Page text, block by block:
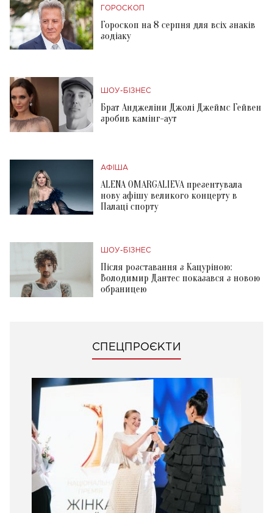
ГОРОСКОП
Гороскоп на 8 серпня для всіх знаків
зодіаку
ШОУ-БІЗНЕС
Брат Анджеліни Джолі Джеймс Гейвен
зробив камінг-аут
АФІША
ALENA OMARGALIEVA презентувала
нову афішу великого концерту в
Палаці спорту
ШОУ-БІЗНЕС
Після розставання з Кацуріною:
Володимир Дантес показався з новою
обраницею
СПЕЦПРОЄКТИ